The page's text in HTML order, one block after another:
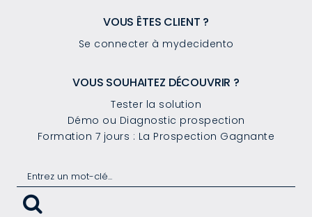
VOUS ÊTES CLIENT ?
Se connecter à mydecidento
VOUS SOUHAITEZ DÉCOUVRIR ?
Tester la solution
Démo ou Diagnostic prospection
Formation 7 jours : La Prospection Gagnante